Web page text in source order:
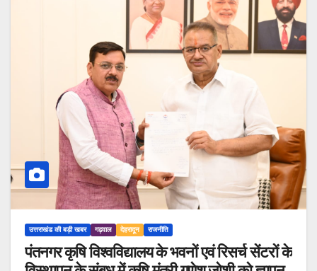
उत्तराखंड की बड़ी खबर गढ़वाल देहरादून राजनीति
पंतनगर कृषि विश्वविद्यालय के भवनों एवं रिसर्च सेंटरों के